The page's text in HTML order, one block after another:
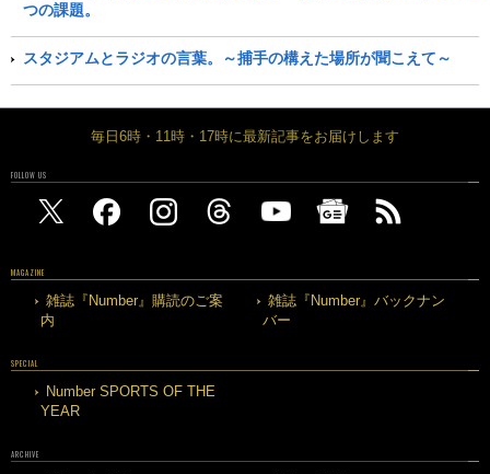
つの課題。
スタジアムとラジオの言葉。～捕手の構えた場所が聞こえて～
毎日6時・11時・17時に最新記事をお届けします
FOLLOW US
MAGAZINE
雑誌『Number』購読のご案
内
雑誌『Number』バックナン
バー
SPECIAL
Number SPORTS OF THE
YEAR
ARCHIVE